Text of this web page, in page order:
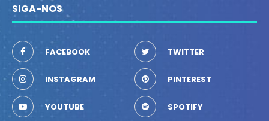
SIGA-NOS
FACEBOOK TWITTER
INSTAGRAM PINTEREST
YOUTUBE SPOTIFY